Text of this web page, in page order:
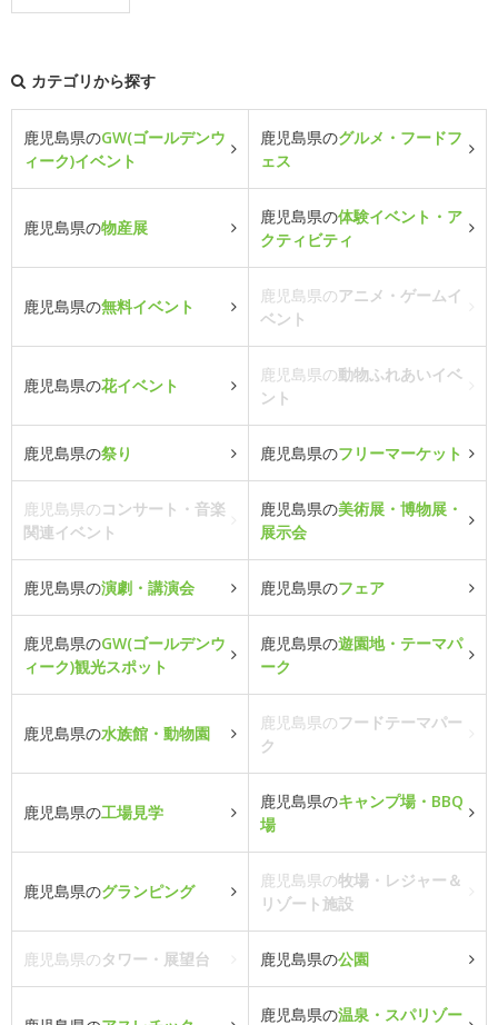
カテゴリから探す
鹿児島県のGW(ゴールデンウ
ィーク)イベント
鹿児島県のグルメ・フードフ
ェス
鹿児島県の物産展
鹿児島県の体験イベント・ア
クティビティ
鹿児島県の無料イベント
鹿児島県のアニメ・ゲームイ
ベント
鹿児島県の花イベント
鹿児島県の動物ふれあいイベ
ント
鹿児島県の祭り 鹿児島県のフリーマーケット
鹿児島県のコンサート・音楽
関連イベント
鹿児島県の美術展・博物展・
展示会
鹿児島県の演劇・講演会 鹿児島県のフェア
鹿児島県のGW(ゴールデンウ
ィーク)観光スポット
鹿児島県の遊園地・テーマパ
ーク
鹿児島県の水族館・動物園
鹿児島県のフードテーマパー
ク
鹿児島県の工場見学
鹿児島県のキャンプ場・BBQ
場
鹿児島県のグランピング
鹿児島県の牧場・レジャー＆
リゾート施設
鹿児島県のタワー・展望台 鹿児島県の公園
鹿児島県の温泉・スパリゾー